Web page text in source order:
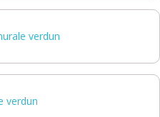
verdun
verdun